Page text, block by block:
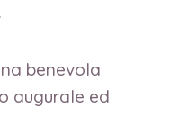
benevola
augurale ed